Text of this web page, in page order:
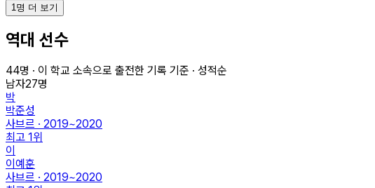
1명 더 보기
역대 선수
44명 · 이 학교 소속으로 출전한 기록 기준 · 성적순
남자27명
박
박준성
사브르 · 2019~2020
최고 1위
이
이예훈
사브르 · 2019~2020